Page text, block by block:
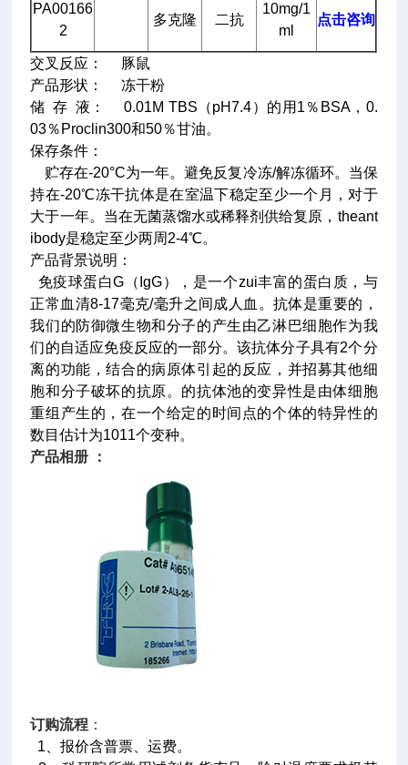
PA00166
2
多克隆 二抗
10mg/1
ml
点击咨询
交叉反应： 豚鼠
产品形状： 冻干粉
储 存 液： 0.01M TBS（pH7.4）的用1％BSA，0.
03％Proclin300和50％甘油。
保存条件：
贮存在-20°C为一年。避免反复冷冻/解冻循环。当保
持在-20℃冻干抗体是在室温下稳定至少一个月，对于
大于一年。当在无菌蒸馏水或稀释剂供给复原，theant
ibody是稳定至少两周2-4℃。
产品背景说明：
免疫球蛋白G（IgG），是一个zui丰富的蛋白质，与
正常血清8-17毫克/毫升之间成人血。抗体是重要的，
我们的防御微生物和分子的产生由乙淋巴细胞作为我
们的自适应免疫反应的一部分。该抗体分子具有2个分
离的功能，结合的病原体引起的反应，并招募其他细
胞和分子破坏的抗原。的抗体池的变异性是由体细胞
重组产生的，在一个给定的时间点的个体的特异性的
数目估计为1011个变种。
产品相册 ：
订购流程 ：
1、报价含普票、运费。